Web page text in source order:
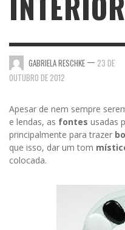
GABRIELA RESCHKE — 23 DE
OUTUBRO DE 2012
Apesar de nem sempre
e lendas, as fontes usadas
principalmente para trazer
que isso, dar um tom
colocada.